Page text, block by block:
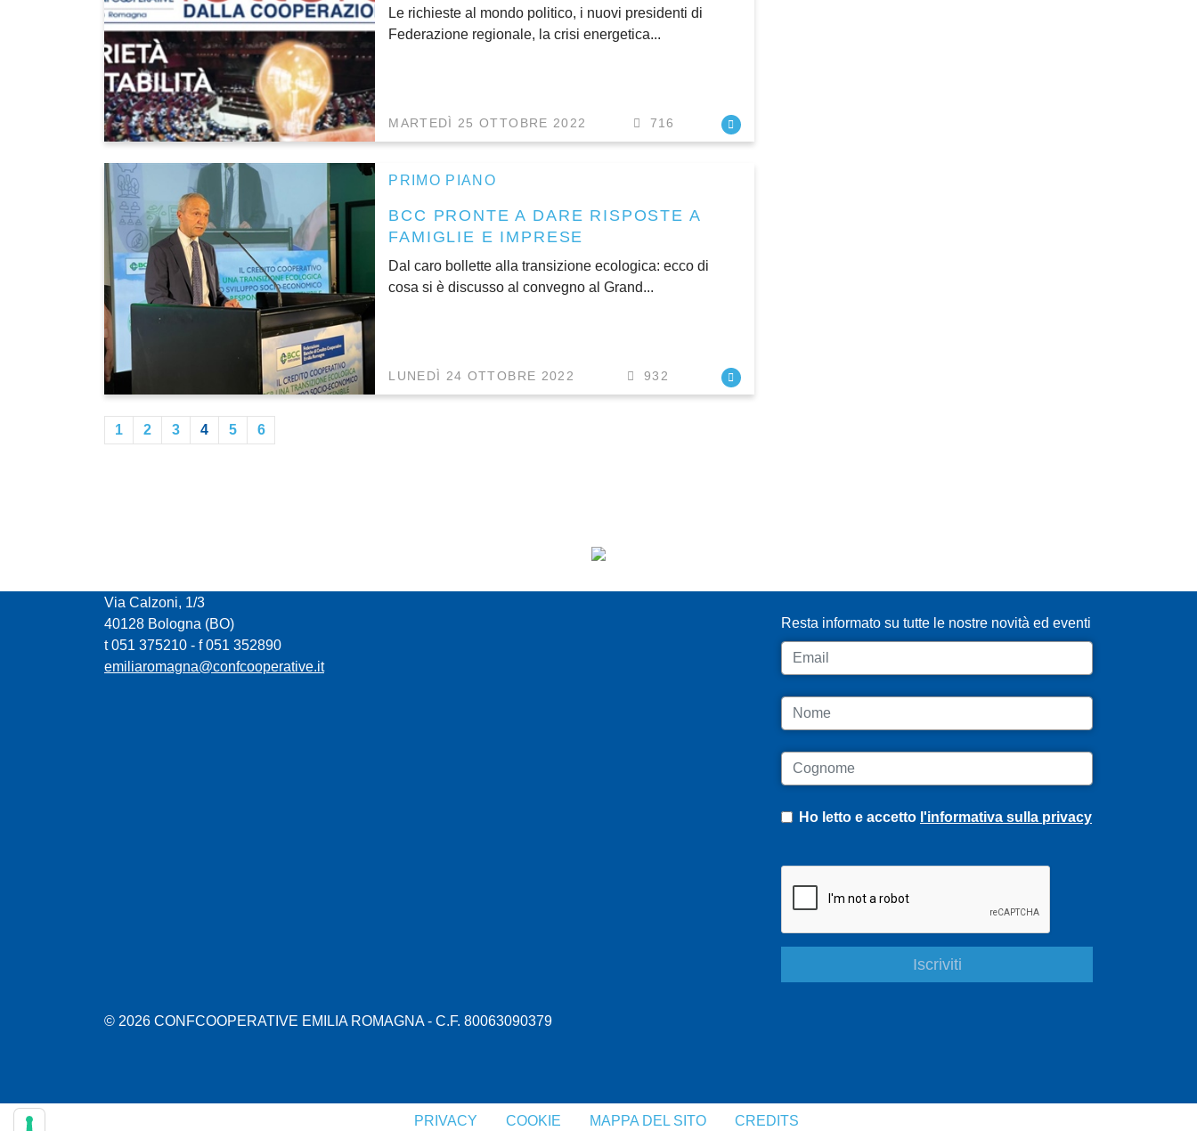
Le richieste al mondo politico, i nuovi presidenti di
Federazione regionale, la crisi energetica...
MARTEDÌ 25 OTTOBRE 2022 716
PRIMO PIANO
BCC PRONTE A DARE RISPOSTE A
FAMIGLIE E IMPRESE
Dal caro bollette alla transizione ecologica: ecco di
cosa si è discusso al convegno al Grand...
LUNEDÌ 24 OTTOBRE 2022 932
1 2 3 4 5 6
Resta informato su tutte le nostre novità ed eventi
Email
Nome
Cognome
Ho letto e accetto l'informativa sulla privacy
Via Calzoni, 1/3
40128 Bologna (BO)
t 051 375210 - f 051 352890
emiliaromagna@confcooperative.it
© 2026 CONFCOOPERATIVE EMILIA ROMAGNA - C.F. 80063090379
PRIVACY COOKIE MAPPA DEL SITO CREDITS